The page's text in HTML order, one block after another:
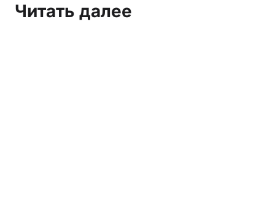
Читать далее